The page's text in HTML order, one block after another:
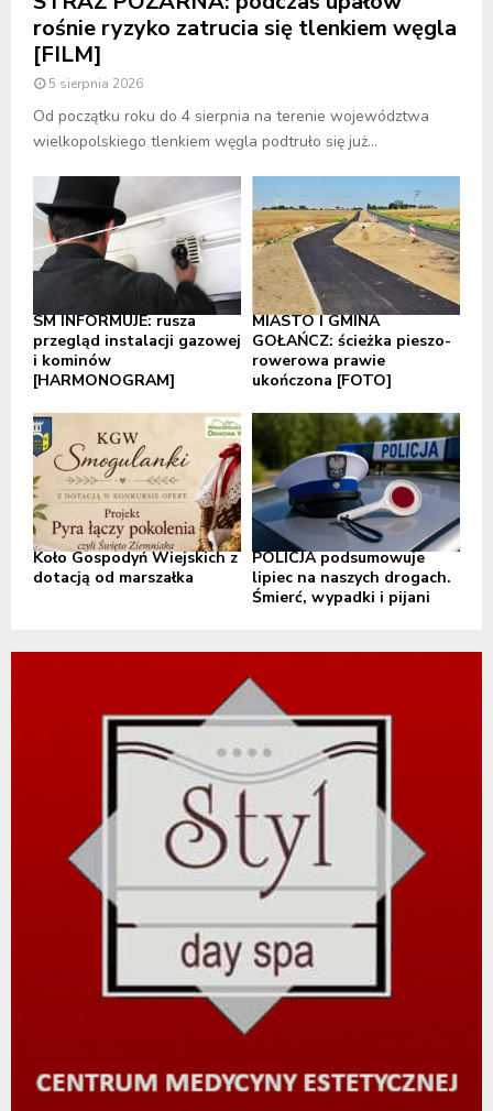
rośnie ryzyko zatrucia się tlenkiem węgla
[FILM]
5 sierpnia 2026
Od początku roku do 4 sierpnia na terenie województwa
wielkopolskiego tlenkiem węgla podtruło się już...
SM INFORMUJE: rusza
przegląd instalacji gazowej
i kominów
[HARMONOGRAM]
MIASTO I GMINA
GOŁAŃCZ: ścieżka pieszo-
rowerowa prawie
ukończona [FOTO]
Koło Gospodyń Wiejskich z
dotacją od marszałka
POLICJA podsumowuje
lipiec na naszych drogach.
Śmierć, wypadki i pijani